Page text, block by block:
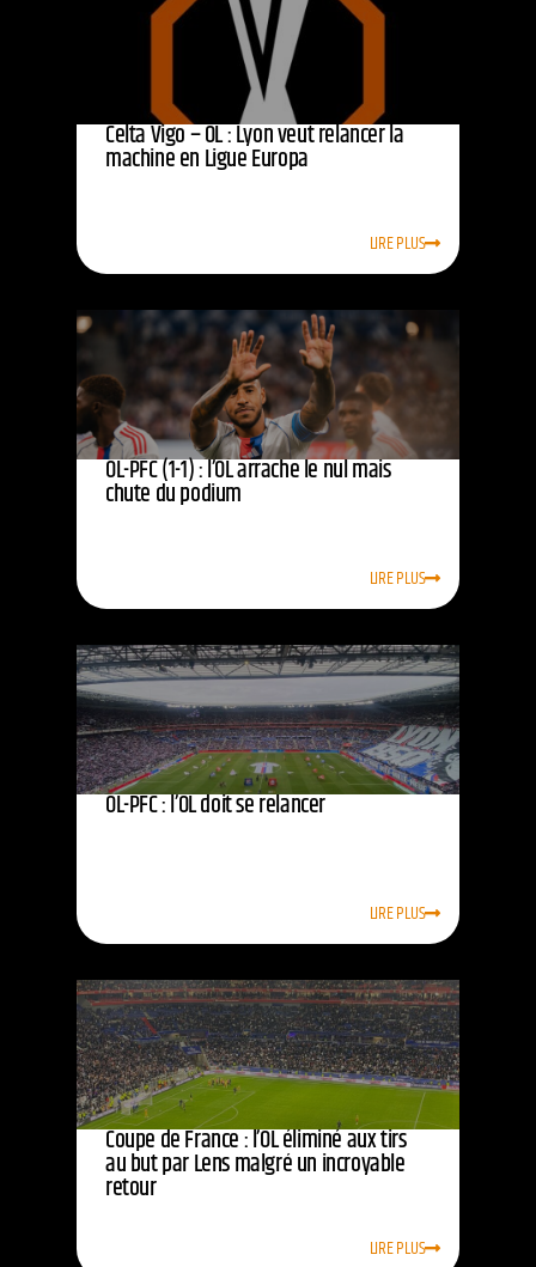
Celta Vigo – OL : Lyon veut relancer la
machine en Ligue Europa
LIRE PLUS
OL-PFC (1-1) : l’OL arrache le nul mais
chute du podium
LIRE PLUS
OL-PFC : l’OL doit se relancer
LIRE PLUS
Coupe de France : l’OL éliminé aux tirs
au but par Lens malgré un incroyable
retour
LIRE PLUS